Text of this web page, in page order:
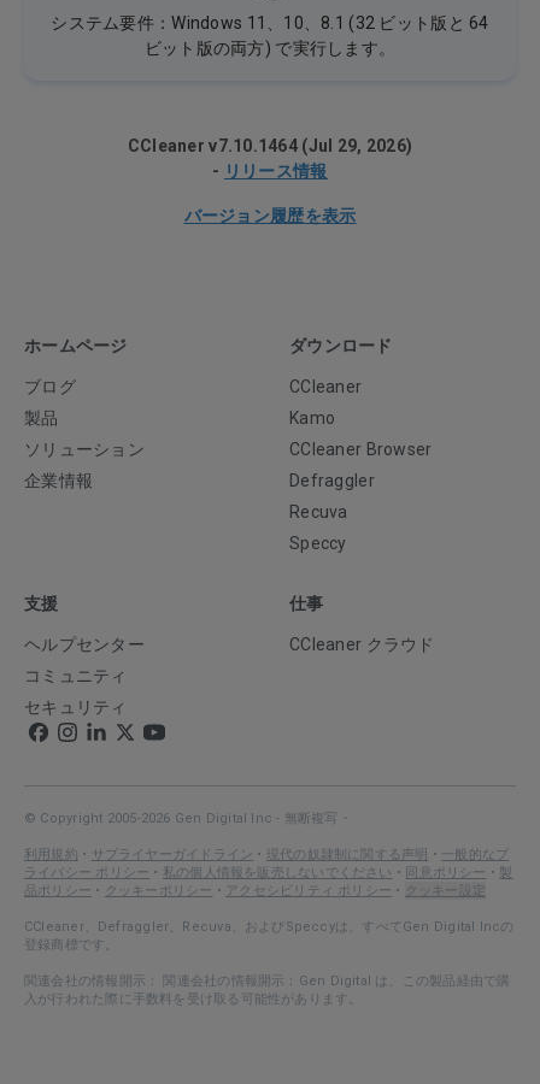
システム要件：Windows 11、10、8.1 (32 ビット版と 64
ビット版の両方) で実行します。
CCleaner v7.10.1464 (Jul 29, 2026)
- リリース情報
バージョン履歴を表示
ホームページ
ブログ
製品
ソリューション
企業情報
ダウンロード
CCleaner
Kamo
CCleaner Browser
Defraggler
Recuva
Speccy
支援
ヘルプセンター
コミュニティ
セキュリティ
仕事
CCleaner クラウド
© Copyright 2005-2026 Gen Digital Inc - 無断複写・
利用規約 • サプライヤーガイドライン • 現代の奴隷制に関する声明 • 一般的なプ
ライバシー ポリシー • 私の個人情報を販売しないでください • 同意ポリシー • 製
品ポリシー • クッキーポリシー • アクセシビリティ ポリシー • クッキー設定
CCleaner、Defraggler、Recuva、およびSpeccyは、すべてGen Digital Incの
登録商標です。
関連会社の情報開示： 関連会社の情報開示：Gen Digital は、この製品経由で購
入が行われた際に手数料を受け取る可能性があります。